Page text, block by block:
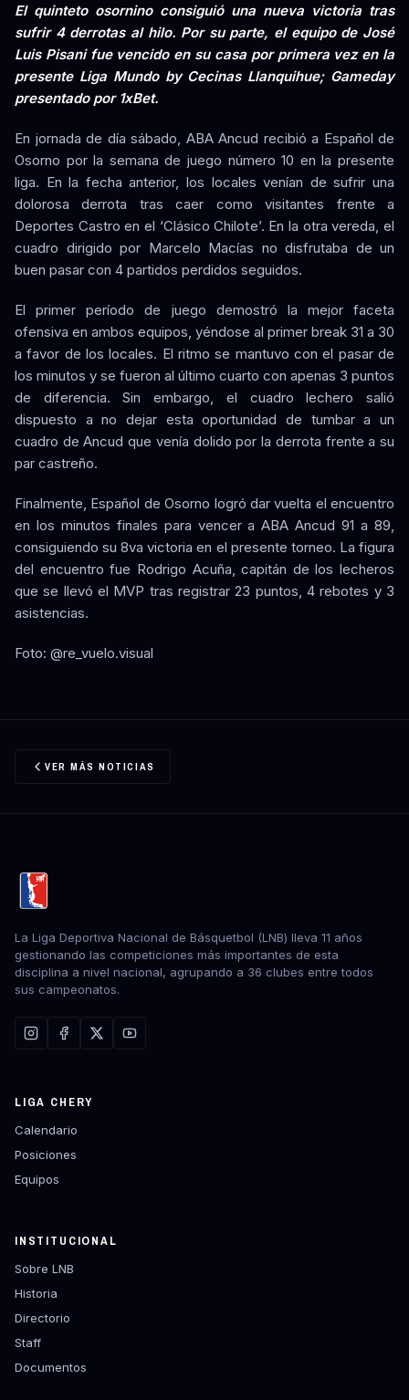
El quinteto osornino consiguió una nueva victoria tras
sufrir 4 derrotas al hilo. Por su parte, el equipo de José
Luis Pisani fue vencido en su casa por primera vez en la
presente Liga Mundo by Cecinas Llanquihue; Gameday
presentado por 1xBet.
En jornada de día sábado, ABA Ancud recibió a Español de
Osorno por la semana de juego número 10 en la presente
liga. En la fecha anterior, los locales venían de sufrir una
dolorosa derrota tras caer como visitantes frente a
Deportes Castro en el ‘Clásico Chilote’. En la otra vereda, el
cuadro dirigido por Marcelo Macías no disfrutaba de un
buen pasar con 4 partidos perdidos seguidos.
El primer período de juego demostró la mejor faceta
ofensiva en ambos equipos, yéndose al primer break 31 a 30
a favor de los locales. El ritmo se mantuvo con el pasar de
los minutos y se fueron al último cuarto con apenas 3 puntos
de diferencia. Sin embargo, el cuadro lechero salió
dispuesto a no dejar esta oportunidad de tumbar a un
cuadro de Ancud que venía dolido por la derrota frente a su
par castreño.
Finalmente, Español de Osorno logró dar vuelta el encuentro
en los minutos finales para vencer a ABA Ancud 91 a 89,
consiguiendo su 8va victoria en el presente torneo. La figura
del encuentro fue Rodrigo Acuña, capitán de los lecheros
que se llevó el MVP tras registrar 23 puntos, 4 rebotes y 3
asistencias.
Foto: @re_vuelo.visual
VER MÁS NOTICIAS
La Liga Deportiva Nacional de Básquetbol (LNB) lleva 11 años
gestionando las competiciones más importantes de esta
disciplina a nivel nacional, agrupando a 36 clubes entre todos
sus campeonatos.
LIGA CHERY
Calendario
Posiciones
Equipos
INSTITUCIONAL
Sobre LNB
Historia
Directorio
Staff
Documentos